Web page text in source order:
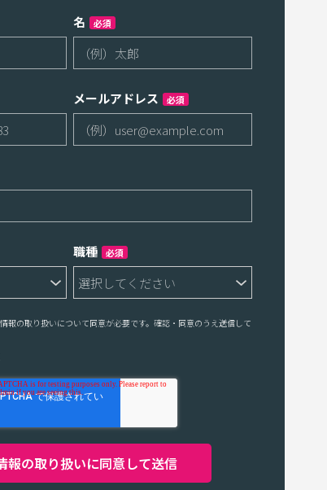
名 必須
メールアドレス 必須
職種 必須
報の取り扱いについて同意が必要です。確認・同意のうえ送信して